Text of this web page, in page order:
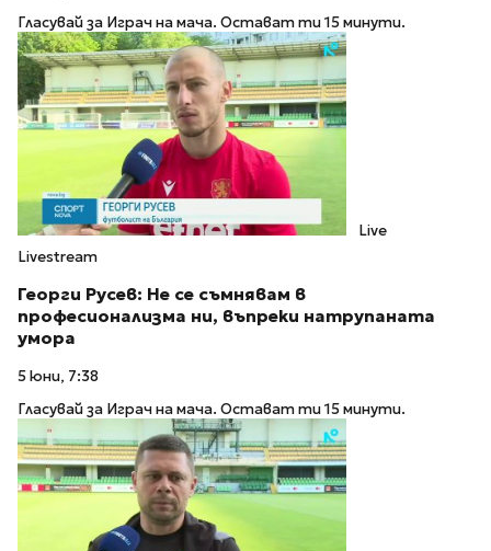
Гласувай за Играч на мача. Остават ти 15 минути.
Live
Livestream
Георги Русев: Не се съмнявам в
професионализма ни, въпреки натрупаната
умора
5 юни, 7:38
Гласувай за Играч на мача. Остават ти 15 минути.